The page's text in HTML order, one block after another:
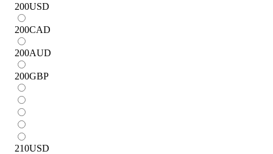
200USD
200CAD
200AUD
200GBP
210USD